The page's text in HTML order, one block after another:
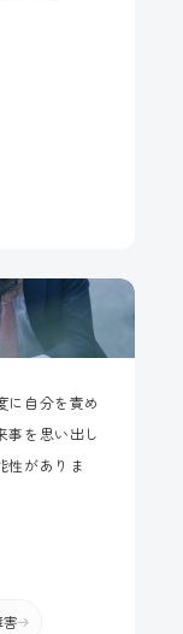
に自分を責め
事を思い出し
性がありま